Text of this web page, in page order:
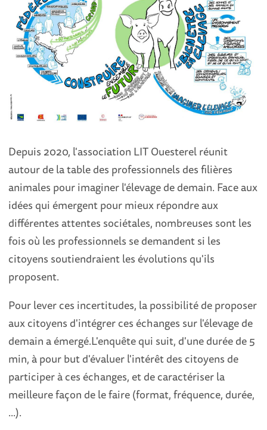
Depuis 2020, l'association LIT Ouesterel réunit
autour de la table des professionnels des filières
animales pour imaginer l'élevage de demain. Face aux
idées qui émergent pour mieux répondre aux
différentes attentes sociétales, nombreuses sont les
fois où les professionnels se demandent si les
citoyens soutiendraient les évolutions qu'ils
proposent.
Pour lever ces incertitudes, la possibilité de proposer
aux citoyens d'intégrer ces échanges sur l'élevage de
demain a émergé.L'enquête qui suit, d'une durée de 5
min, à pour but d'évaluer l'intérêt des citoyens de
participer à ces échanges, et de caractériser la
meilleure façon de le faire (format, fréquence, durée,
...).